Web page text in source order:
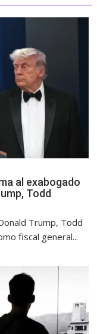
al exabogado
Todd
Trump, Todd
fiscal general...